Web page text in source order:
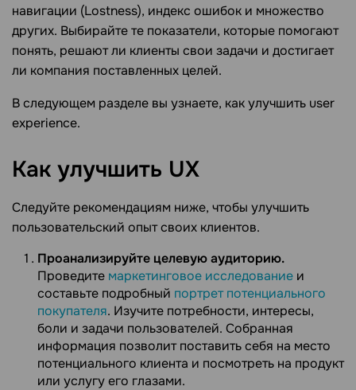
навигации (Lostness), индекс ошибок и множество
других. Выбирайте те показатели, которые помогают
понять, решают ли клиенты свои задачи и достигает
ли компания поставленных целей.
В следующем разделе вы узнаете, как улучшить user
experience.
Как улучшить UX
Следуйте рекомендациям ниже, чтобы улучшить
пользовательский опыт своих клиентов.
Проанализируйте целевую аудиторию.
Проведите маркетинговое исследование и
составьте подробный портрет потенциального
покупателя. Изучите потребности, интересы,
боли и задачи пользователей. Собранная
информация позволит поставить себя на место
потенциального клиента и посмотреть на продукт
или услугу его глазами.